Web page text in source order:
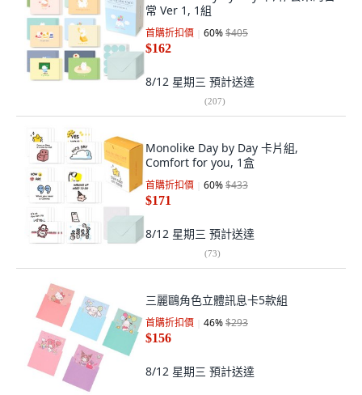
常 Ver 1, 1組
首購折扣價 60%$405
$162
8/12 星期三 預計送達
(207)
Monolike Day by Day 卡片組,
Comfort for you, 1盒
首購折扣價 60%$433
$171
8/12 星期三 預計送達
(73)
三麗鷗角色立體訊息卡5款組
首購折扣價 46%$293
$156
8/12 星期三 預計送達